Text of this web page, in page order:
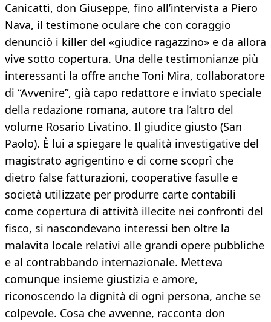
Canicattì, don Giuseppe, fino all’intervista a Piero
Nava, il testimone oculare che con coraggio
denunciò i killer del «giudice ragazzino» e da allora
vive sotto copertura. Una delle testimonianze più
interessanti la offre anche Toni Mira, collaboratore
di “Avvenire”, già capo redattore e inviato speciale
della redazione romana, autore tra l’altro del
volume Rosario Livatino. Il giudice giusto (San
Paolo). È lui a spiegare le qualità investigative del
magistrato agrigentino e di come scoprì che
dietro false fatturazioni, cooperative fasulle e
società utilizzate per produrre carte contabili
come copertura di attività illecite nei confronti del
fisco, si nascondevano interessi ben oltre la
malavita locale relativi alle grandi opere pubbliche
e al contrabbando internazionale. Metteva
comunque insieme giustizia e amore,
riconoscendo la dignità di ogni persona, anche se
colpevole. Cosa che avvenne, racconta don